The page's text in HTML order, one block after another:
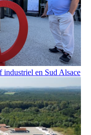
en Sud Alsace